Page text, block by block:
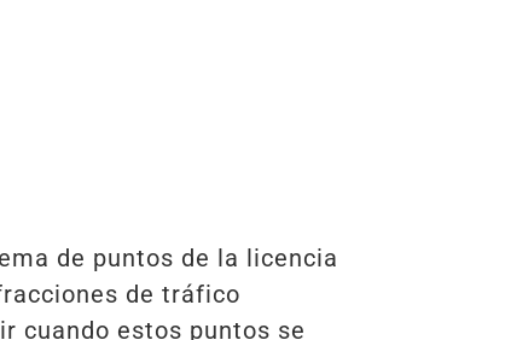
de puntos de la licencia
de tráfico
cuando estos puntos se